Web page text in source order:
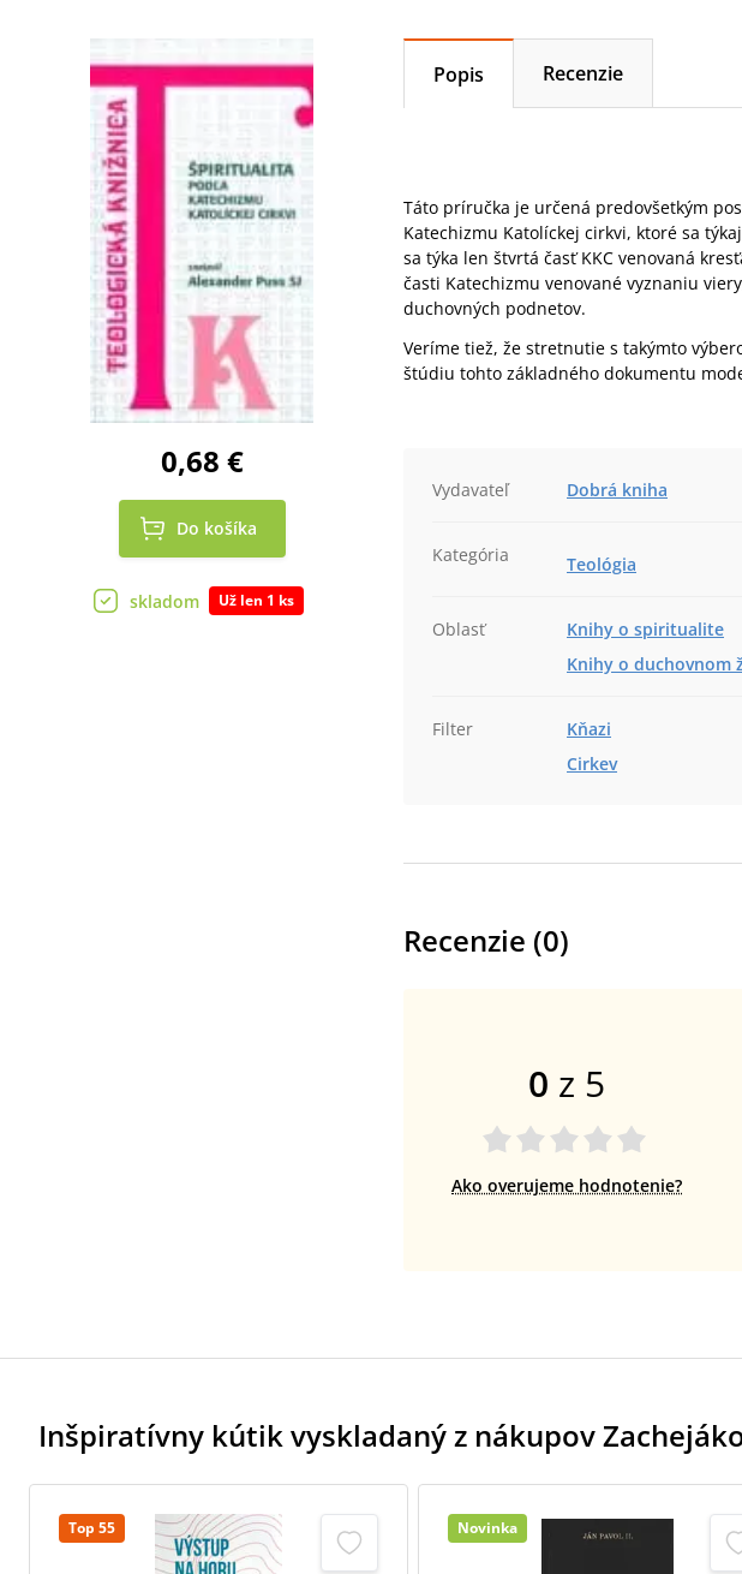
0,68 €
Do košíka
skladom Už len 1 ks
Popis Recenzie
Táto príručka je určená predovšetkým
Katechizmu Katolíckej cirkvi, ktoré sa
sa týka len štvrtá časť KKC venovaná
časti Katechizmu venované vyznaniu
duchovných podnetov.
Veríme tiež, že stretnutie s takýmto
štúdiu tohto základného dokumentu
Vydavateľ Dobrá kniha
Kategória Teológia
Oblasť
Knihy o spiritualite
Knihy o duchovnom
Filter
Kňazi
Cirkev
Recenzie (0)
0 z 5
Ako overujeme hodnotenie?
Inšpiratívny kútik vyskladaný z nákupov
Top 55 Novinka